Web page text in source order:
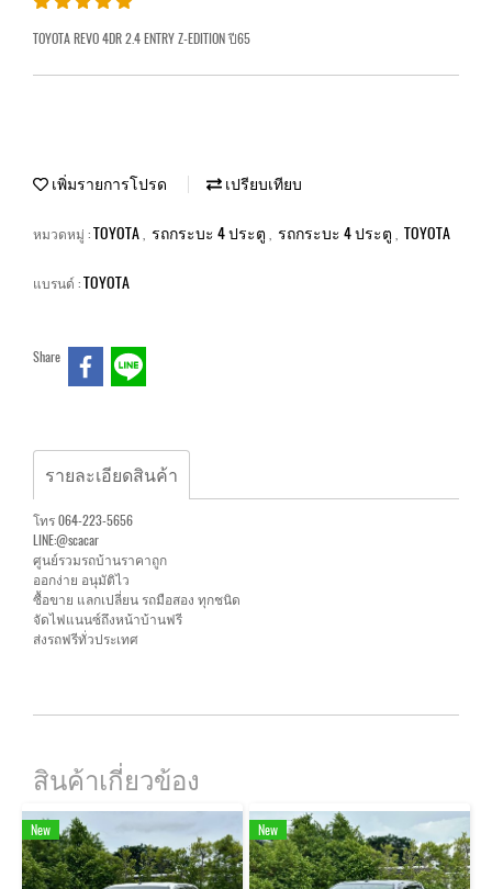
TOYOTA REVO 4DR 2.4 ENTRY Z-EDITION ปี65
เพิ่มรายการโปรด เปรียบเทียบ
หมวดหมู่ :TOYOTA รถกระบะ 4 ประตู รถกระบะ 4 ประตู TOYOTA
แบรนด์ :TOYOTA
Share
รายละเอียดสินค้า
โทร 064-223-5656
LINE:@scacar
ศูนย์รวมรถบ้านราคาถูก
ออกง่าย อนุมัติไว
ซื้อขาย แลกเปลี่ยน รถมือสอง ทุกชนิด
จัดไฟแนนซ์ถึงหน้าบ้านฟรี
ส่งรถฟรีทั่วประเทศ
สินค้าเกี่ยวข้อง
New New